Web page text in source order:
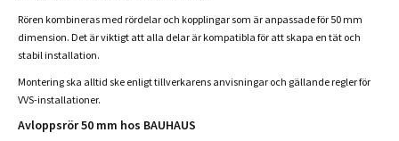
Rören kombineras med rördelar och kopplingar som är anpassade för 50 mm
dimension. Det är viktigt att alla delar är kompatibla för att skapa en tät och
stabil installation.
Montering ska alltid ske enligt tillverkarens anvisningar och gällande regler för
VVS-installationer.
Avloppsrör 50 mm hos BAUHAUS